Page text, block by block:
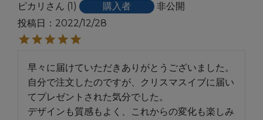
ピカリ 1 購入者
非公開
投稿日
2022/12/28
早々に届けていただきありがとうございました。
自分で注文したのですが、クリスマスイブに届い
てプレゼントされた気分でした。
デザインも質感もよく、これからの変化も楽しみ